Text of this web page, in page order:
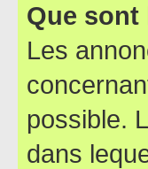
Que sont
Les
possible.
dans